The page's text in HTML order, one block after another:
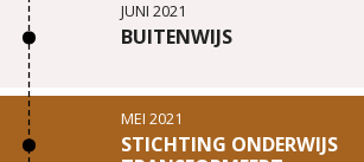
JUNI 2021
BUITENWIJS
MEI 2021
STICHTING ONDERWIJS